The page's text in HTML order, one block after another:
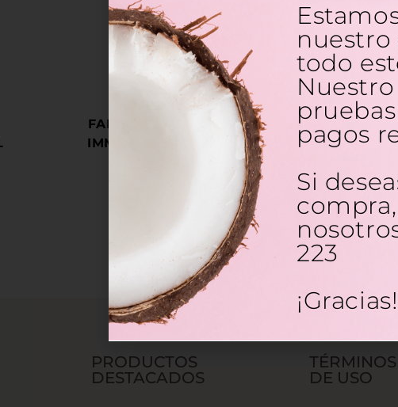
FARMACIA DARIES
IMMUNOCOMPLEX
FARMACIA
DE...
4,80 €
PRODUCTOS
DESTACADOS
TÉRMINOS
DE USO
nuestro
todo
Nuestro
pagos
Si
223
¡Gracias!